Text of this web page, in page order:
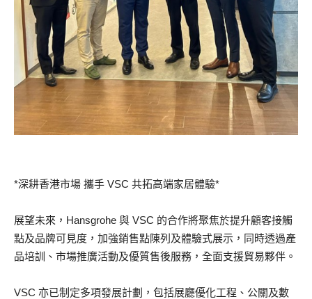
*深耕香港市場 攜手 VSC 共拓高端家居體驗*
展望未來，Hansgrohe 與 VSC 的合作將聚焦於提升顧客接觸
點及品牌可見度，加強銷售點陳列及體驗式展示，同時透過產
品培訓、市場推廣活動及優質售後服務，全面支援貿易夥伴。
VSC 亦已制定多項發展計劃，包括展廳優化工程、公關及數